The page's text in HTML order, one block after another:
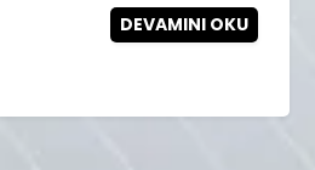
DEVAMINI OKU